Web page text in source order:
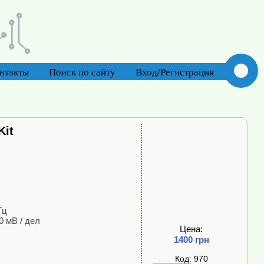
Поиск по сайту Вход/Регистрация
мВ / дел
Цена:
1400 грн
Код: 970